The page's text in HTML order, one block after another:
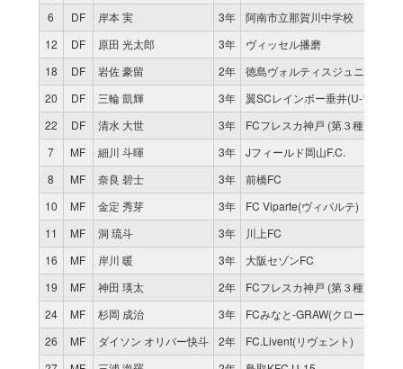
6
DF 岸本 実 3年
阿南市立那賀川中学校
12
DF 原田 光太郎 3年
ヴィッセル播磨
18
DF 岩佐 豪留 2年
徳島ヴォルティスジュニアユー
20
DF 三輪 凱輝 3年
翼SCレインボー垂井(U-15)
22
DF 清水 大世 3年
FCフレスカ神戸 (第３種)
7
MF 細川 斗暉 3年
Jフィールド岡山F.C.
8
MF 奈良 碧士 3年
前橋FC
10
MF 金定 秀芽 3年
FC Viparte(ヴィパルテ)
11
MF 洞 琉斗 3年
川上FC
16
MF 岸川 暖 3年
大阪セゾンFC
19
MF 神田 瑛太 2年
FCフレスカ神戸 (第３種)
24
MF 杉岡 成治 3年
FCみなと-GRAW(クロー)
26
MF ダイソン オリバー快斗 2年
FC.Livent(リヴェント)